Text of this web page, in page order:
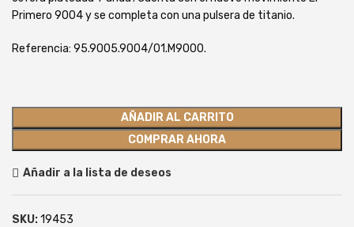
Primero 9004 y se completa con una pulsera de titanio.
Referencia: 95.9005.9004/01.M9000.
AÑADIR AL CARRITO
COMPRAR AHORA
Añadir a la lista de deseos
SKU:19453